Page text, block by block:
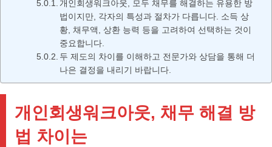
개인회생워크아웃, 모두 채무를 해결하는 유용한 방
법이지만, 각자의 특성과 절차가 다릅니다. 소득 상
황, 채무액, 상환 능력 등을 고려하여 선택하는 것이
중요합니다.
두 제도의 차이를 이해하고 전문가와 상담을 통해 더
나은 결정을 내리기 바랍니다.
개인회생워크아웃, 채무 해결 방
법 차이는